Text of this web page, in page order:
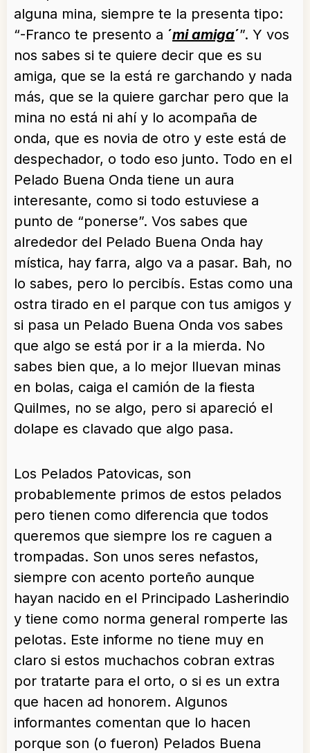
alguna mina, siempre te la presenta tipo:
“-Franco te presento a ´mi amiga´”. Y vos
nos sabes si te quiere decir que es su
amiga, que se la está re garchando y nada
más, que se la quiere garchar pero que la
mina no está ni ahí y lo acompaña de
onda, que es novia de otro y este está de
despechador, o todo eso junto. Todo en el
Pelado Buena Onda tiene un aura
interesante, como si todo estuviese a
punto de “ponerse”. Vos sabes que
alrededor del Pelado Buena Onda hay
mística, hay farra, algo va a pasar. Bah, no
lo sabes, pero lo percibís. Estas como una
ostra tirado en el parque con tus amigos y
si pasa un Pelado Buena Onda vos sabes
que algo se está por ir a la mierda. No
sabes bien que, a lo mejor lluevan minas
en bolas, caiga el camión de la fiesta
Quilmes, no se algo, pero si apareció el
dolape es clavado que algo pasa.
Los Pelados Patovicas, son
probablemente primos de estos pelados
pero tienen como diferencia que todos
queremos que siempre los re caguen a
trompadas. Son unos seres nefastos,
siempre con acento porteño aunque
hayan nacido en el Principado Lasherindio
y tiene como norma general romperte las
pelotas. Este informe no tiene muy en
claro si estos muchachos cobran extras
por tratarte para el orto, o si es un extra
que hacen ad honorem. Algunos
informantes comentan que lo hacen
porque son (o fueron) Pelados Buena